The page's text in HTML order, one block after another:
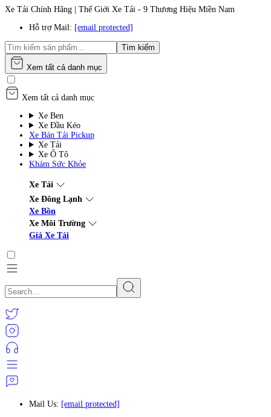
Xe Tải Chính Hãng | Thế Giới Xe Tải - 9 Thương Hiệu Miền Nam
Hỗ trợ Mail: [email protected]
Tìm kiếm
Xem tất cả danh mục
Xem tất cả danh mục
Xe Ben
Xe Đầu Kéo
Xe Bán Tải Pickup
Xe Tải
Xe Ô Tô
Khám Sức Khỏe
Xe Tải
Xe Đông Lạnh
Xe Bồn
Xe Môi Trường
Giá Xe Tải
Mail Us: [email protected]